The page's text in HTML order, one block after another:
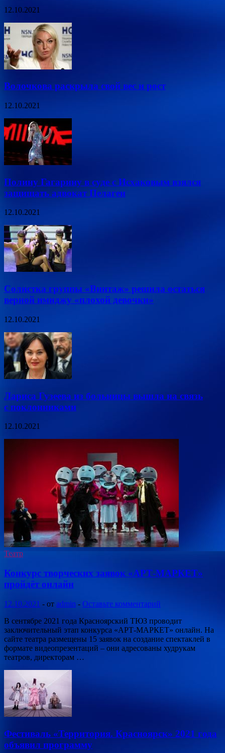
12.10.2021
Волочкова раскрыла свой вес и рост
12.10.2021
Полину Гагарину в суде с Исхаковым взялся
защищать адвокат Пелагеи
12.10.2021
Солистка группы «Винтаж» решила остаться
верной имиджу «плохой девочки»
12.10.2021
Лариса Гузеева из больницы вышла на связь
с поклонниками
12.10.2021
Театр
Конкурс творческих заявок «АРТ-МАРКЕТ»
пройдёт онлайн
12.10.2021 - от admin - Оставьте комментарий
В сентябре 2021 года Красноярский ТЮЗ проводит
заключительный этап конкурса «АРТ-МАРКЕТ» онлайн. На
сайте театра размещены 15 заявок на создание спектаклей в
формате видеопрезентаций – они адресованы худрукам
театров, директорам …
Фестиваль «Территория. Красноярск» 2021 года
объявил программу